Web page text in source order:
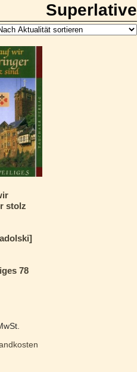
Superlative
stolz
78